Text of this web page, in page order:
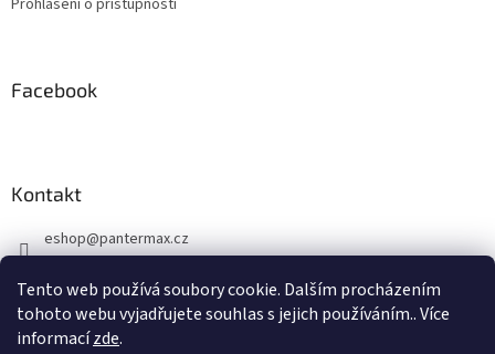
Tento web používá soubory cookie. Dalším procházením
tohoto webu vyjadřujete souhlas s jejich používáním.. Více
informacízde.
Facebook
Kontakt
eshop@pantermax.cz
https://www.facebook.com/pantermax.cz